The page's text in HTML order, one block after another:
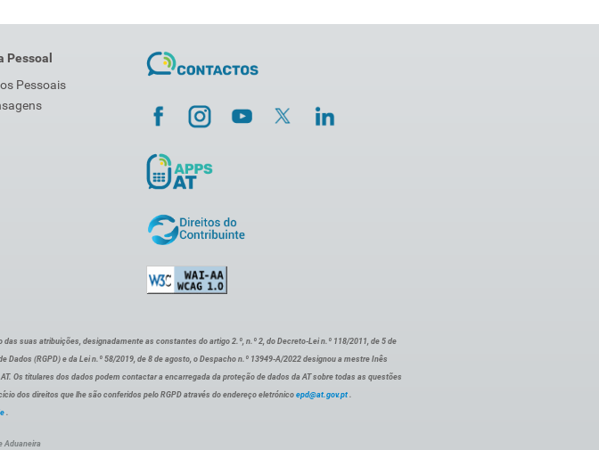
Pessoal
Pessoais
suas atribuições, designadamente as constantes do artigo 2.º, n.º 2, do Decreto-Lei n.º 118/2011, de 5 de
(RGPD) e da Lei n.º 58/2019, de 8 de agosto, o Despacho n.º 13949-A/2022 designou a mestre Inês
AT. Os titulares dos dados podem contactar a encarregada da proteção de dados da AT sobre todas as questões
dos direitos que lhe são conferidos pelo RGPD através do endereço eletrónico epd@at.gov.pt .
.
Aduaneira